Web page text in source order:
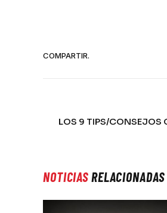
COMPARTIR.
LOS 9 TIPS/CONSEJOS
NOTICIASRELACIONADAS